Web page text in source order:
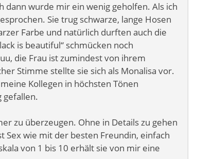
dann wurde mir ein wenig geholfen. Als ich
Sie trug schwarze, lange Hosen
Farbe und natürlich durften auch die
is beautiful“ schmücken noch
die Frau ist zumindest von ihrem
Stimme stellte sie sich als Monalisa vor.
Kollegen in höchsten Tönen
gefallen.
zu überzeugen. Ohne in Details zu gehen
Sex wie mit der besten Freundin, einfach
von 1 bis 10 erhält sie von mir eine